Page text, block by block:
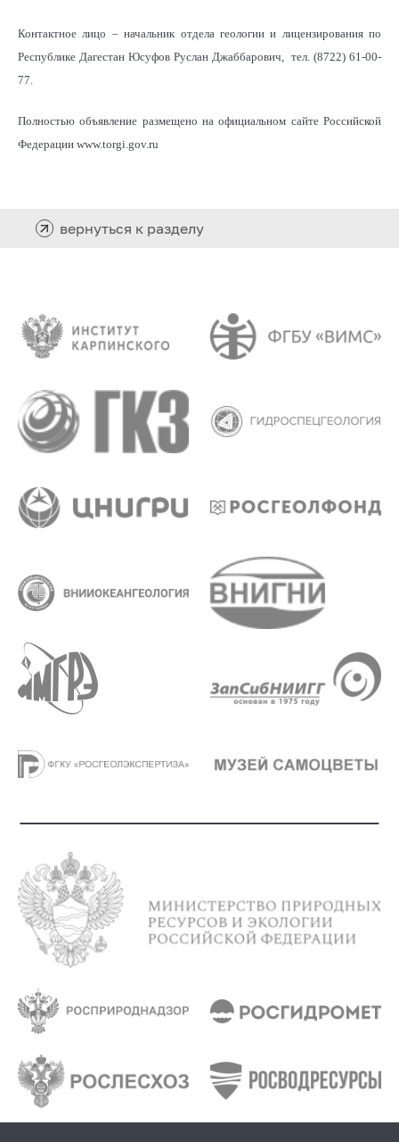
Контактное лицо – начальник отдела геологии и лицензирования по
Республике Дагестан Юсуфов Руслан Джаббарович, тел. (8722) 61-00-
77.
Полностью объявление размещено на официальном сайте Российской
Федерации www.torgi.gov.ru
вернуться к разделу